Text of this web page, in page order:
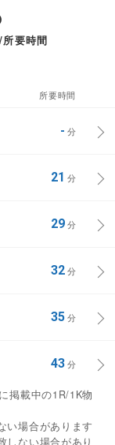
要時間
所要時間
- 分
21 分
29分
32分
35分
43分
掲載中の1R/1K物
い場合があります
しない場合があり